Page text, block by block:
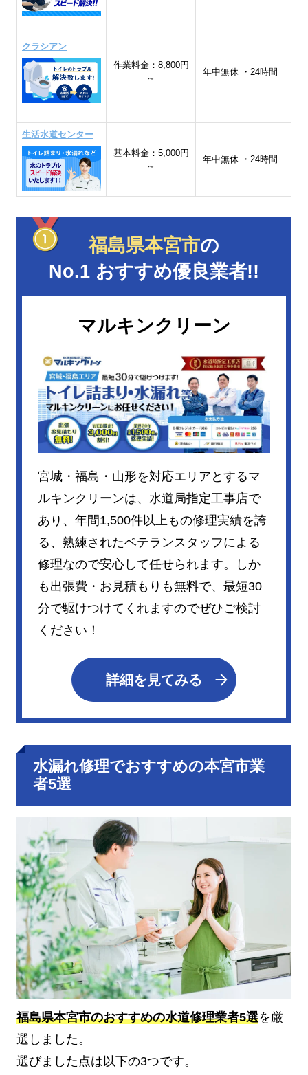
クラシアン
作業料金：8,800円
～
年中無休 ・24時間
生活水道センター
基本料金：5,000円
～
年中無休 ・24時間
福島県本宮市の
No.1 おすすめ優良業者!!
マルキンクリーン
宮城・福島・山形を対応エリアとするマ
ルキンクリーンは、水道局指定工事店で
あり、年間1,500件以上もの修理実績を誇
る、熟練されたベテランスタッフによる
修理なので安心して任せられます。しか
も出張費・お見積もりも無料で、最短30
分で駆けつけてくれますのでぜひご検討
ください！
詳細を見てみる
水漏れ修理でおすすめの本宮市業
者5選
福島県本宮市のおすすめの水道修理業者5選を厳
選しました。
選びました点は以下の3つです。